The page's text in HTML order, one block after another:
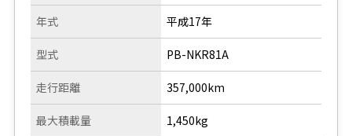
年式
型式
走行距離
平成17年
PB-NKR81A
357,000km
最大積載量 1,450kg